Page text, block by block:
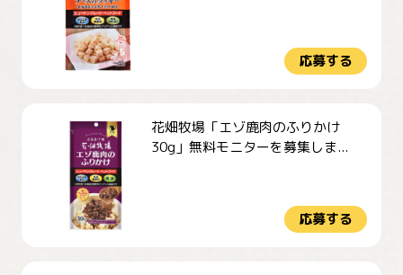
応募する
花畑牧場「エゾ鹿肉のふりかけ
30g」無料モニターを募集しま...
応募する